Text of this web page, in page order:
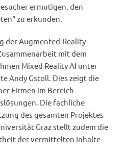
ermutigen, den
zu erkunden.
der Augmented-Reality-
mit dem
Mixed Reality AI unter
Andy Gstoll. Dies zeigt die
Firmen im Bereich
Die fachliche
des gesamten Projektes
Graz stellt zudem die
der vermittelten Inhalte